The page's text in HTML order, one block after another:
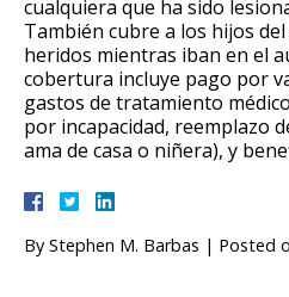
cualquiera que ha sido
También cubre a los hijos
heridos mientras iban en el
cobertura incluye pago por
gastos de tratamiento
por incapacidad, reemplazo
ama de casa o niñera), y
By Stephen M. Barbas | Posted